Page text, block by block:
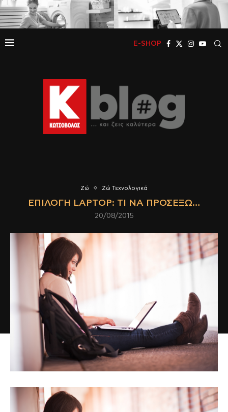
E-SHOP
Ζώ Ζώ Τεχνολογικά
ΕΠΙΛΟΓΉ LAPTOP: ΤΙ ΝΑ ΠΡΟΣΈΞΩ…
20/08/2015